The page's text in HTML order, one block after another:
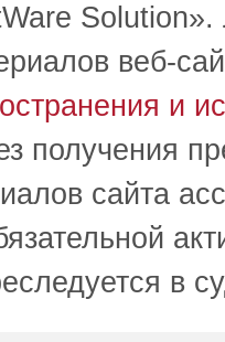
Solution».
веб-
и
получения
сайта
в